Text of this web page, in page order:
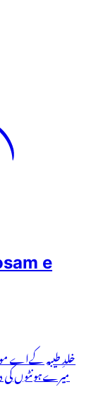
e
خلدِ طیبہ کےاے
میرےہونٹوں کی